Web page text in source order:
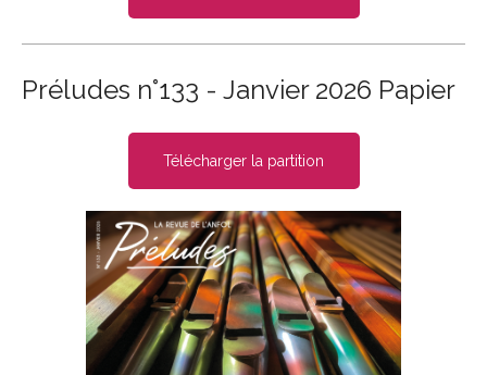
Préludes n°133 - Janvier 2026 Papier
Télécharger la partition